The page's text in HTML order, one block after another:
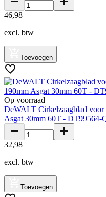
46,98
excl. btw
Toevoegen
Op voorraad
DeWALT Cirkelzaagblad
Asgat 30mm 60T - DT99564-
32,98
excl. btw
Toevoegen